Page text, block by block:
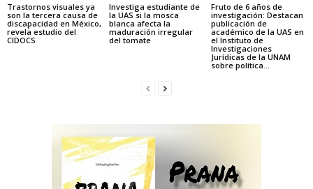
Trastornos visuales ya
son la tercera causa de
discapacidad en México,
revela estudio del
CIDOCS
Investiga estudiante de
la UAS si la mosca
blanca afecta la
maduración irregular
del tomate
Fruto de 6 años de
investigación: Destacan
publicación de
académico de la UAS en
el Instituto de
Investigaciones
Jurídicas de la UNAM
sobre política...